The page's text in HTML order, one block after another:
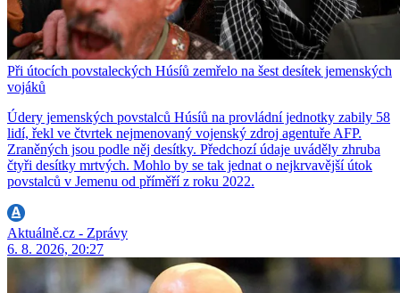
Při útocích povstaleckých Húsíů zemřelo na šest desítek jemenských
vojáků
Údery jemenských povstalců Húsíů na provládní jednotky zabily 58
lidí, řekl ve čtvrtek nejmenovaný vojenský zdroj agentuře AFP.
Zraněných jsou podle něj desítky. Předchozí údaje uváděly zhruba
čtyři desítky mrtvých. Mohlo by se tak jednat o nejkrvavější útok
povstalců v Jemenu od příměří z roku 2022.
Aktuálně.cz - Zprávy
6. 8. 2026, 20:27